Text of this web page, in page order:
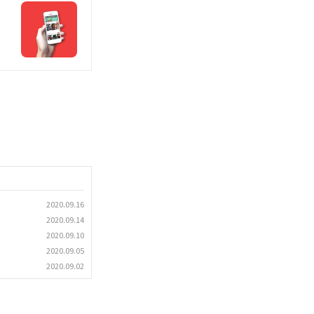
2020.09.16
2020.09.14
2020.09.10
2020.09.05
2020.09.02